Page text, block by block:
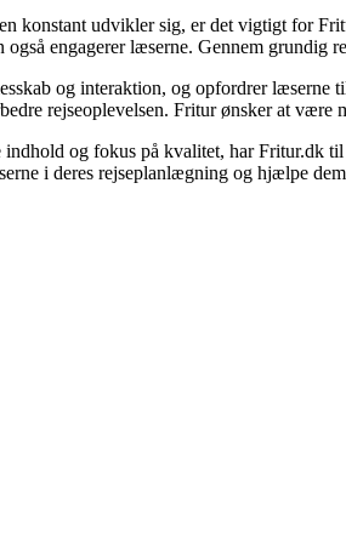
konstant udvikler sig, er det vigtigt for
engagerer læserne. Gennem grundig
og interaktion, og opfordrer læserne
rejseoplevelsen. Fritur ønsker at
indhold og fokus på kvalitet, har Fritur.dk
i deres rejseplanlægning og hjælpe